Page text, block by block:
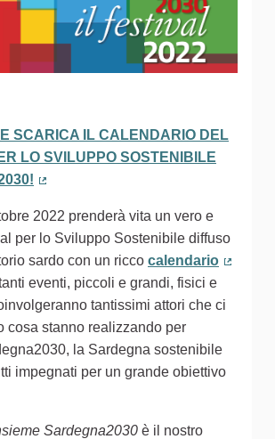
SCARICA IL CALENDARIO DEL
LO SVILUPPO SOSTENIBILE
2022 prenderà vita un vero e
per lo Sviluppo Sostenibile diffuso
sardo con un ricco calendario
eventi, piccoli e grandi, fisici e
tantissimi attori che ci
cosa stanno realizzando per
la Sardegna sostenibile
impegnati per un grande obiettivo
Sardegna2030 è il nostro